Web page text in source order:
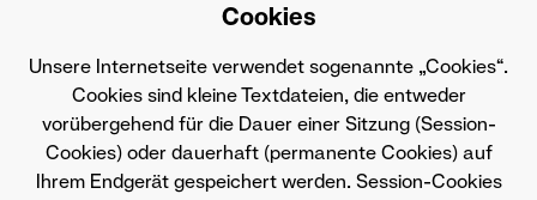
Cookies
Unsere Internetseite verwendet sogenannte „Cookies“.
Cookies sind kleine Textdateien, die entweder
vorübergehend für die Dauer einer Sitzung (Session-
Cookies) oder dauerhaft (permanente Cookies) auf
Ihrem Endgerät gespeichert werden. Session-Cookies